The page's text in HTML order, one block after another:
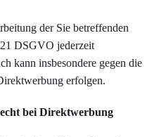
der Sie betreffenden
DSGVO jederzeit
kann insbesondere gegen die
erfolgen.
bei Direktwerbung